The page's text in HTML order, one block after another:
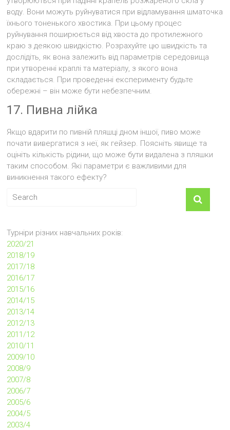
воду. Вони можуть руйнуватися при відламування шматочка
їхнього тоненького хвостика. При цьому процес
руйнування поширюється від хвоста до протилежного
краю з деякою швидкістю. Розрахуйте цю швидкість та
дослідіть, як вона залежить від параметрів середовища
при утворенні краплі та матеріалу, з якого вона
складається. При проведенні експерименту будьте
обережні – він може бути небезпечним.
17. Пивна лійка
Якщо вдарити по пивній пляшці дном іншої, пиво може
почати вивергатися з неї, як гейзер. Поясніть явище та
оцініть кількість рідини, що може бути видалена з пляшки
таким способом. Які параметри є важливими для
виникнення такого ефекту?
Турніри різних навчальних років:
2020/21
2018/19
2017/18
2016/17
2015/16
2014/15
2013/14
2012/13
2011/12
2010/11
2009/10
2008/9
2007/8
2006/7
2005/6
2004/5
2003/4